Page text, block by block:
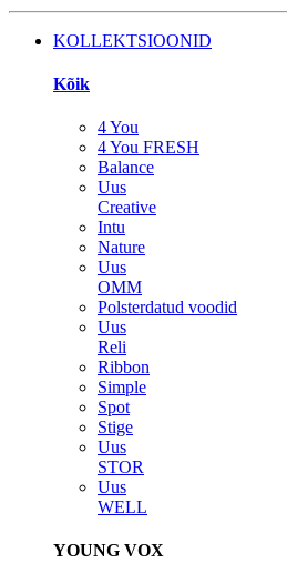
KOLLEKTSIOONID
Kõik
4 You
4 You FRESH
Balance
Uus
Creative
Intu
Nature
Uus
OMM
Polsterdatud voodid
Uus
Reli
Ribbon
Simple
Spot
Stige
Uus
STOR
Uus
WELL
YOUNG VOX